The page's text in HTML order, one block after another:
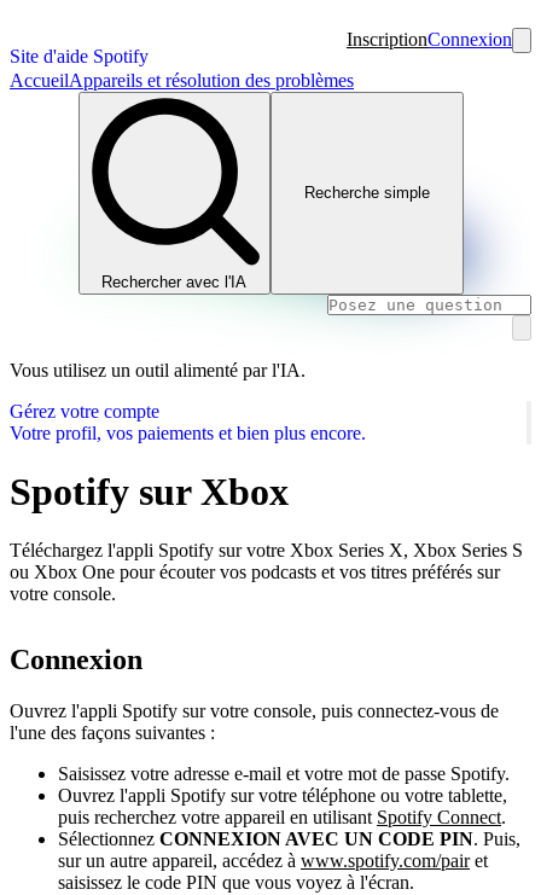
Site d'aide Spotify
InscriptionConnexion
AccueilAppareils et résolution des problèmes
Rechercher avec l'IA
Recherche simple
Vous utilisez un outil alimenté par l'IA.
Gérez votre compte
Votre profil, vos paiements et bien plus encore.
Spotify sur Xbox
Téléchargez l'appli Spotify sur votre Xbox Series X, Xbox Series S
ou Xbox One pour écouter vos podcasts et vos titres préférés sur
votre console.
Connexion
Ouvrez l'appli Spotify sur votre console, puis connectez-vous de
l'une des façons suivantes :
Saisissez votre adresse e-mail et votre mot de passe Spotify.
Ouvrez l'appli Spotify sur votre téléphone ou votre tablette,
puis recherchez votre appareil en utilisant Spotify Connect.
Sélectionnez CONNEXION AVEC UN CODE PIN. Puis,
sur un autre appareil, accédez à www.spotify.com/pairet
saisissez le code PIN que vous voyez à l'écran.